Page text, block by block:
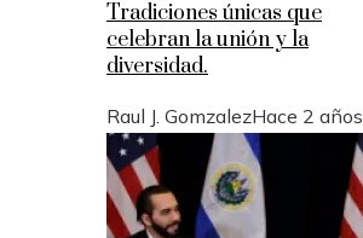
Tradiciones únicas que
celebran la unión y la
diversidad.
Raul J. GomzalezHace 2 años